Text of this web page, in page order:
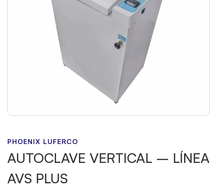
PHOENIX LUFERCO
AUTOCLAVE VERTICAL – LÍNEA
AVS PLUS